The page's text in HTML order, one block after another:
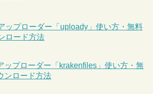
ップローダー「uploady」使い方・無料
ロード方法
ップローダー「krakenfiles」使い方・無
ンロード方法